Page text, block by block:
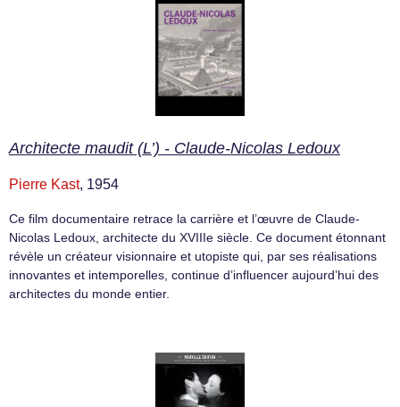
Architecte maudit (L’) - Claude-Nicolas Ledoux
Pierre Kast, 1954
Ce film documentaire retrace la carrière et l’œuvre de Claude-
Nicolas Ledoux, architecte du XVIIIe siècle. Ce document étonnant
révèle un créateur visionnaire et utopiste qui, par ses réalisations
innovantes et intemporelles, continue d’influencer aujourd’hui des
architectes du monde entier.